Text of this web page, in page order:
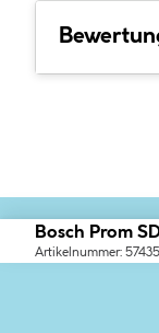
Bosch Prom
Artikelnummer: